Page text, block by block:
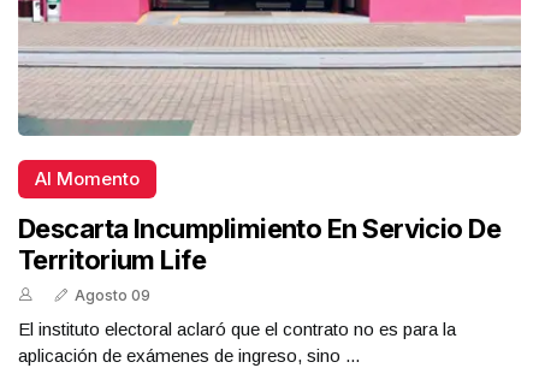
Al Momento
Descarta Incumplimiento En Servicio De
Territorium Life
Agosto 09
El instituto electoral aclaró que el contrato no es para la
aplicación de exámenes de ingreso, sino ...